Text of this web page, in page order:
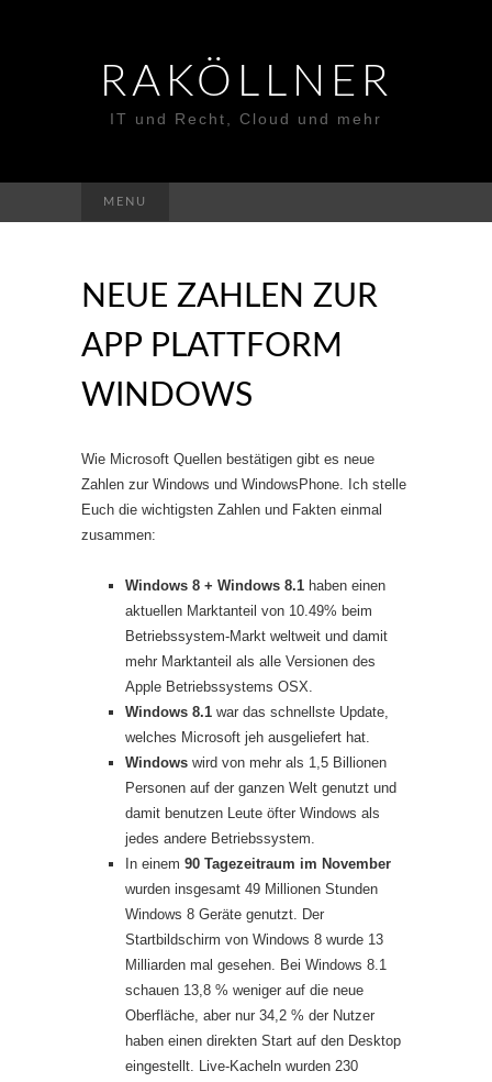
RAKÖLLNER
IT und Recht, Cloud und mehr
MENU
nach:
NEUE ZAHLEN ZUR
APP PLATTFORM
WINDOWS
Wie Microsoft Quellen bestätigen gibt es neue
Zahlen zur Windows und WindowsPhone. Ich stelle
Euch die wichtigsten Zahlen und Fakten einmal
zusammen:
Windows 8 + Windows 8.1 haben einen
aktuellen Marktanteil von 10.49% beim
Betriebssystem-Markt weltweit und damit
mehr Marktanteil als alle Versionen des
Apple Betriebssystems OSX.
Windows 8.1 war das schnellste Update,
welches Microsoft jeh ausgeliefert hat.
Windows wird von mehr als 1,5 Billionen
Personen auf der ganzen Welt genutzt und
damit benutzen Leute öfter Windows als
jedes andere Betriebssystem.
In einem 90 Tagezeitraum im November
wurden insgesamt 49 Millionen Stunden
Windows 8 Geräte genutzt. Der
Startbildschirm von Windows 8 wurde 13
Milliarden mal gesehen. Bei Windows 8.1
schauen 13,8 % weniger auf die neue
Oberfläche, aber nur 34,2 % der Nutzer
haben einen direkten Start auf den Desktop
eingestellt. Live-Kacheln wurden 230